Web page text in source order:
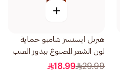
+
هيربل ايسنسز شامبو حماية
لون الشعر المصبوغ ببذور العنب
400مل
29.99
18.99